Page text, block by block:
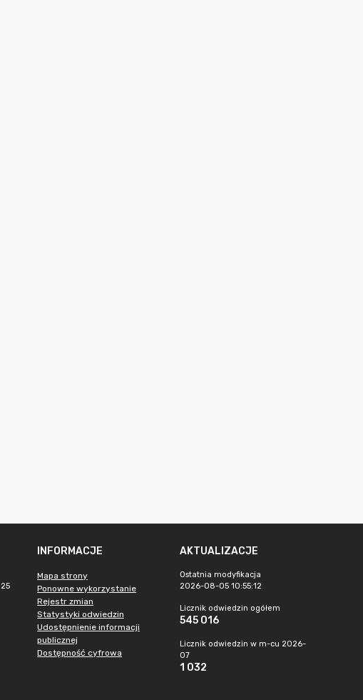
INFORMACJE
Mapa strony
Ponowne wykorzystanie
Rejestr zmian
Statystyki odwiedzin
Udostępnienie informacji
publicznej
Dostępność cyfrowa
AKTUALIZACJE
Ostatnia modyfikacja
2026-08-05 10:55:12
Licznik odwiedzin ogółem
545 016
Licznik odwiedzin w m-cu 2026-
07
1 032